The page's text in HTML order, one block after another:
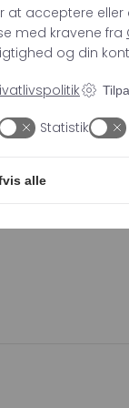
at acceptere eller
med kravene fra
og din
Statistik
alle